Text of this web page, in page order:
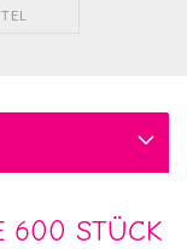
600 STÜCK